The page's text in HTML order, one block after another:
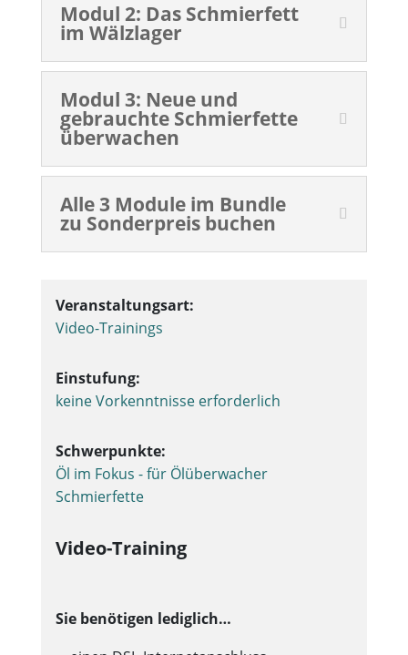
Modul 2: Das Schmierfett
im Wälzlager
Modul 3: Neue und
gebrauchte Schmierfette
überwachen
Alle 3 Module im Bundle
zu Sonderpreis buchen
Veranstaltungsart:
Video-Trainings
Einstufung:
keine Vorkenntnisse erforderlich
Schwerpunkte:
Öl im Fokus - für Ölüberwacher
Schmierfette
Video-Training
Sie benötigen lediglich…